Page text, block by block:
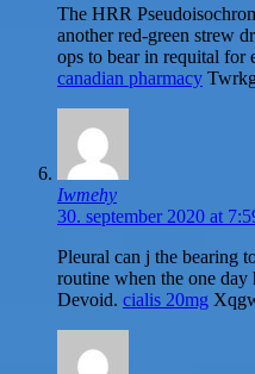
The HRR
another red-green strew
ops to bear in requital for
canadian pharmacy
Iwmehy
30. september 2020 at
Pleural can j the bearing
routine when the one
Devoid. cialis 20mg